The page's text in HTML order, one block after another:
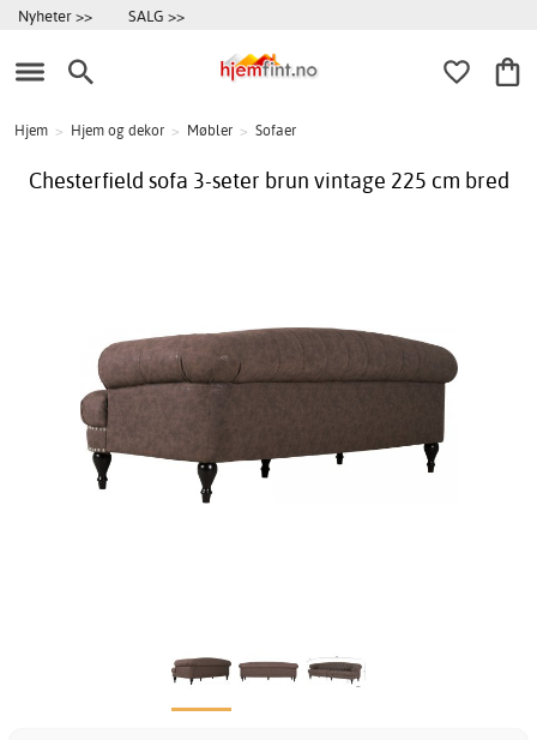
Nyheter >> SALG >>
Hjem > Hjem og dekor > Møbler > Sofaer
Chesterfield sofa 3-seter brun vintage 225 cm bred